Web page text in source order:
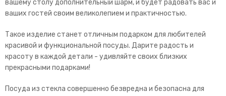
вашему столу дополнительный шарм, и будет радовать вас и
ваших гостей своим великолепием и практичностью.
Такое изделие станет отличным подарком для любителей
красивой и функциональной посуды. Дарите радость и
красоту в каждой детали - удивляйте своих близких
прекрасными подарками!
Посуда из стекла совершенно безвредна и безопасна для